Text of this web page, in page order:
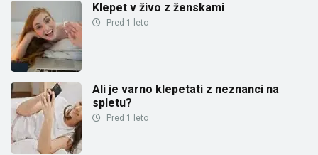
Klepet v živo z ženskami
Pred 1 leto
Ali je varno klepetati z neznanci na
spletu?
Pred 1 leto